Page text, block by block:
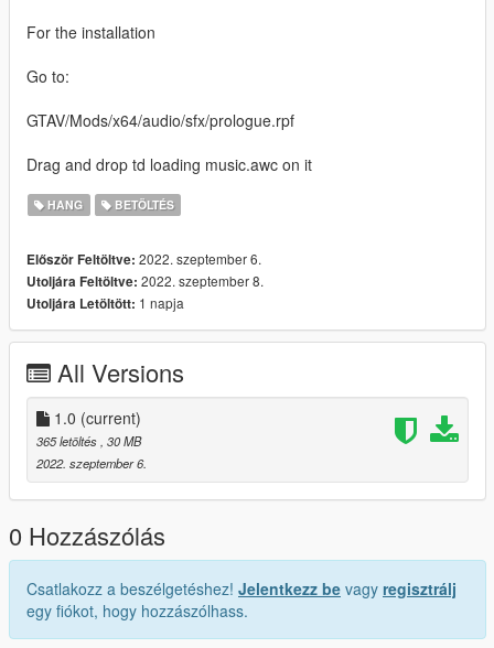
For the installation
Go to:
GTAV/Mods/x64/audio/sfx/prologue.rpf
Drag and drop td loading music.awc on it
HANG BETÖLTÉS
Először Feltöltve: 2022. szeptember 6.
Utoljára Feltöltve: 2022. szeptember 8.
Utoljára Letöltött: 1 napja
All Versions
1.0 (current)
365 letöltés , 30 MB
2022. szeptember 6.
0 Hozzászólás
Csatlakozz a beszélgetéshez! Jelentkezz be vagy regisztrálj
egy fiókot, hogy hozzászólhass.